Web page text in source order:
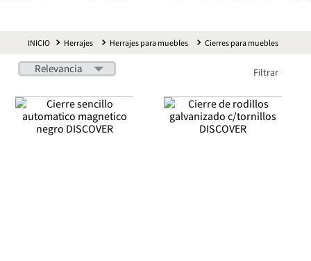
Herrajes Herrajes para muebles Cierres para muebles
Relevancia Filtrar